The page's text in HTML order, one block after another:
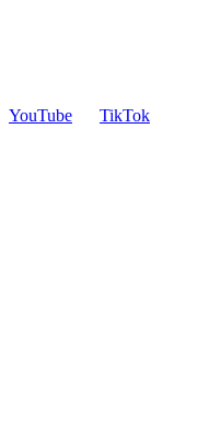
YouTube TikTok